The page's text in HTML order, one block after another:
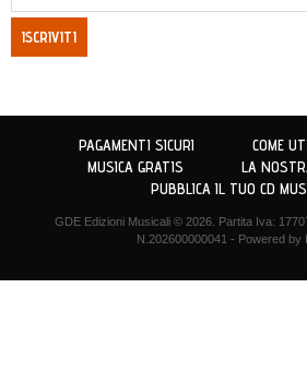
ISCRIVITI
PAGAMENTI SICURI
COME
MUSICA GRATIS
LA
PUBBLICA IL TUO CD
GDE Edizioni Musicali© 2026. Partita Iva:
N.202600000041 - Powered by